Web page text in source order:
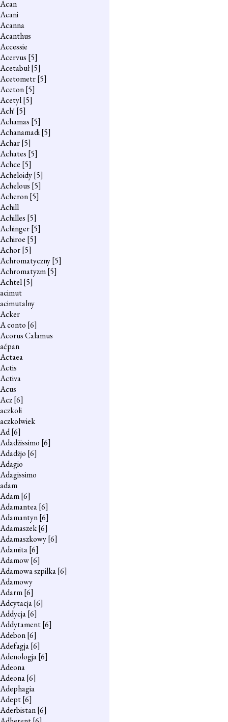
Acan
Acani
Acanna
Acanthus
Accessie
Acervus [5]
Acetabuł[5]
Acetometr[5]
Aceton[5]
Acetyl[5]
Ach! [5]
Achamas [5]
Achanamadi[5]
Achar[5]
Achates [5]
Achce [5]
Acheloidy[5]
Achelous [5]
Acheron[5]
Achill
Achilles [5]
Achinger[5]
Achiroe [5]
Achor[5]
Achromatyczny[5]
Achromatyzm[5]
Achtel[5]
acimut
acimutalny
Acker
A conto [6]
Acorus Calamus
aćpan
Actaea
Actis
Activa
Acus
Acz[6]
aczkoli
aczkolwiek
Ad[6]
Adadżissimo [6]
Adadżjo [6]
Adagio
Adagissimo
adam
Adam[6]
Adamantea[6]
Adamantyn[6]
Adamaszek[6]
Adamaszkowy[6]
Adamita[6]
Adamow[6]
Adamowa szpilka[6]
Adamowy
Adarm[6]
Adcytacja[6]
Addycja[6]
Addytament[6]
Adebon[6]
Adefagja[6]
Adenologja[6]
Adeona
Adeona[6]
Adephagia
Adept[6]
Aderbistan[6]